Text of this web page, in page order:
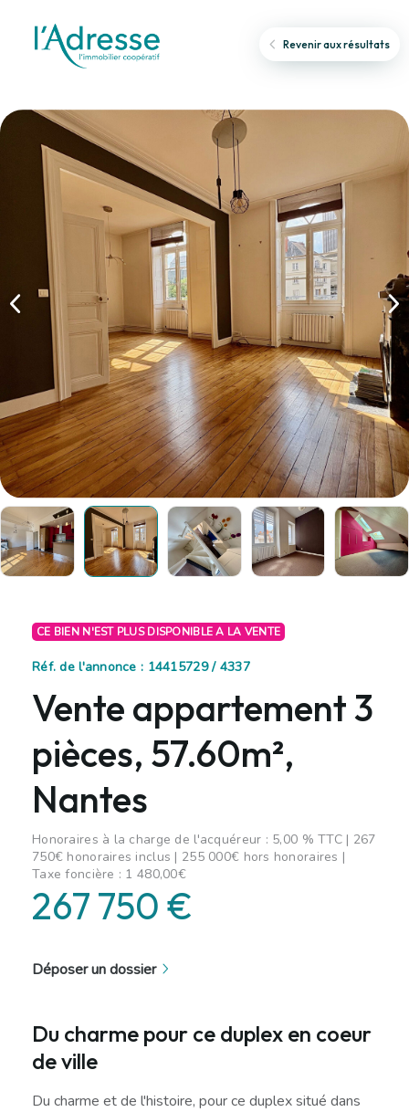
Revenir aux résultats
CE BIEN N'EST PLUS DISPONIBLE A LA VENTE
Réf. de l'annonce : 14415729 / 4337
Vente appartement 3
pièces, 57.60m²,
Nantes
Honoraires à la charge de l'acquéreur : 5,00 % TTC | 267
750€ honoraires inclus | 255 000€ hors honoraires |
Taxe foncière : 1 480,00€
267 750 €
Déposer un dossier
Du charme pour ce duplex en coeur
de ville
Du charme et de l'histoire, pour ce duplex situé dans